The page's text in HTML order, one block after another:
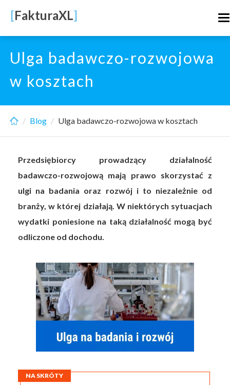
main
content
[FakturaXL]
Ulga badawczo-rozwojowa
w kosztach
Blog Ulga badawczo-rozwojowa w kosztach
Przedsiębiorcy prowadzący działalność
badawczo-rozwojową mają prawo skorzystać z
ulgi na badania oraz rozwój i to niezależnie od
branży, w której działają. W niektórych sytuacjach
wydatki poniesione na taką działalność mogą być
odliczone od dochodu.
NA SKRÓTY